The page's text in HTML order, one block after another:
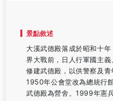
景點敘述
大溪武德殿落成於昭和十
界大戰前，日人行軍國主
修建武德殿，以供警察及青
1950年公會堂改為總統行
武德殿為營舍。1999年憲